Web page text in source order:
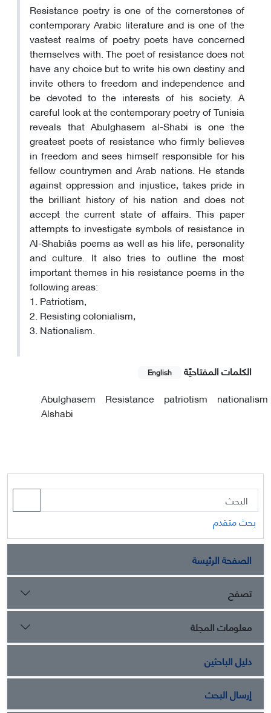
Resistance poetry is one of the cornerstones of
contemporary Arabic literature and is one of the
vastest realms of poetry poets have concerned
themselves with. The poet of resistance does not
have any choice but to write his own destiny and
invite others to freedom and independence and
be devoted to the interests of his society. A
careful look at the contemporary poetry of Tunisia
reveals that Abulghasem al-Shabi is one the
greatest poets of resistance who firmly believes
in freedom and sees himself responsible for his
fellow countrymen and Arab nations. He stands
against oppression and injustice, takes pride in
the brilliant history of his nation and does not
accept the current state of affairs. This paper
attempts to investigate symbols of resistance in
Al-Shabiâs poems as well as his life, personality
and culture. It also tries to outline the most
important themes in his resistance poems in the
following areas:
1. Patriotism,
2. Resisting colonialism,
3. Nationalism.
الکلمات المفتاحيّة English
Abulghasem
Alshabi
Resistance patriotism nationalism
بحث متقدم
الصفحة الرئيسة
تصفح
معلومات المجلة
دليل الباحثين
إرسال البحث